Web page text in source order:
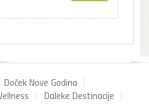
Doček Nove Godina
Daleke Destinacije